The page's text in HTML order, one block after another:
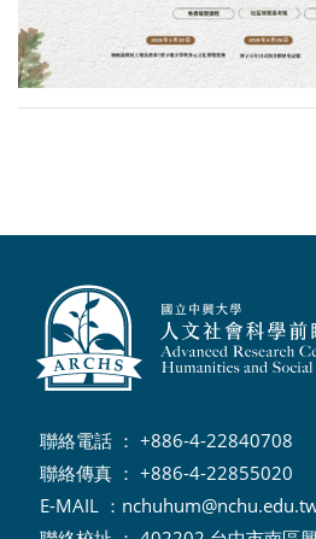
聯絡電話 ： +886-4-22840708
聯絡傳真 ： +886-4-22855020
E-MAIL ：